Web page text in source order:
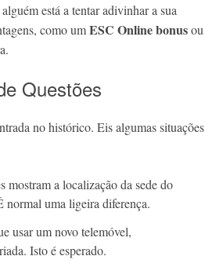
está a tentar adivinhar a sua
como umESC Online bonusou
Questões
no histórico. Eis algumas situações
mostram a localização da sede do
normal uma ligeira diferença.
usar um novo telemóvel,
Isto é esperado.